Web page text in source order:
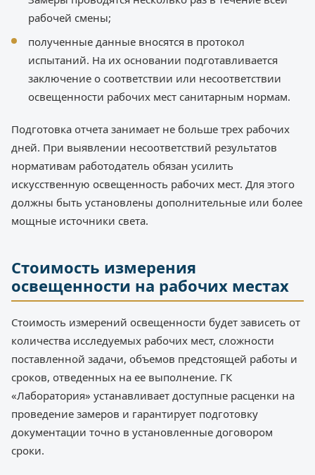
рабочей смены;
полученные данные вносятся в протокол
испытаний. На их основании подготавливается
заключение о соответствии или несоответствии
освещенности рабочих мест санитарным нормам.
Подготовка отчета занимает не больше трех рабочих
дней. При выявлении несоответствий результатов
нормативам работодатель обязан усилить
искусственную освещенность рабочих мест. Для этого
должны быть установлены дополнительные или более
мощные источники света.
Стоимость измерения
освещенности на рабочих местах
Стоимость измерений освещенности будет зависеть от
количества исследуемых рабочих мест, сложности
поставленной задачи, объемов предстоящей работы и
сроков, отведенных на ее выполнение. ГК
«Лаборатория» устанавливает доступные расценки на
проведение замеров и гарантирует подготовку
документации точно в установленные договором
сроки.